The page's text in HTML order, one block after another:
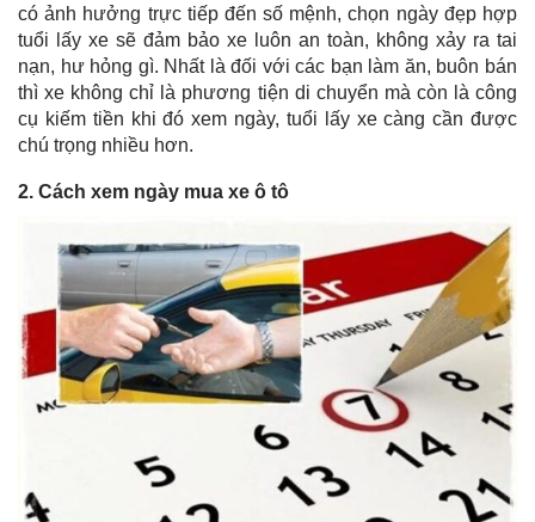
có ảnh hưởng trực tiếp đến số mệnh, chọn ngày đẹp hợp
tuổi lấy xe sẽ đảm bảo xe luôn an toàn, không xảy ra tai
nạn, hư hỏng gì. Nhất là đối với các bạn làm ăn, buôn bán
thì xe không chỉ là phương tiện di chuyển mà còn là công
cụ kiếm tiền khi đó xem ngày, tuổi lấy xe càng cần được
chú trọng nhiều hơn.
2. Cách xem ngày mua xe ô tô